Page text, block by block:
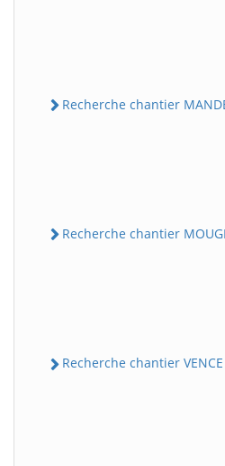
Recherche chantier
Recherche chantier
Recherche chantier VENCE